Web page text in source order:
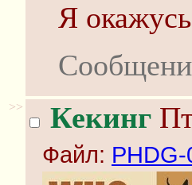
Я
>> Кекинг
Файл: